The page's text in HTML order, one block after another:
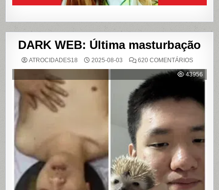
DARK WEB: Última masturbação
ATROCIDADES18 2025-08-03 620 COMENTÁRIOSEM
WEB:
ÚLTIMA
43956